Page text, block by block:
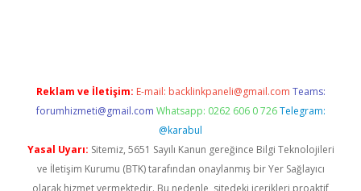
Reklam ve İletişim: E-mail: backlinkpaneli@gmail.com Teams:
forumhizmeti@gmail.com Whatsapp: 0262 606 0 726 Telegram:
@karabul
Yasal Uyarı: Sitemiz, 5651 Sayılı Kanun gereğince Bilgi Teknolojileri
ve İletişim Kurumu (BTK) tarafından onaylanmış bir Yer Sağlayıcı
olarak hizmet vermektedir. Bu nedenle, sitedeki içerikleri proaktif